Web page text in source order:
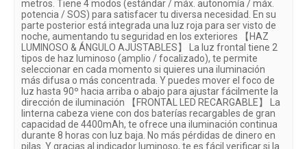
metros. Tiene 4 modos (estándar / máx. autonomía / máx.
potencia / SOS) para satisfacer tu diversa necesidad. En su
parte posterior está integrada una luz roja para ser visto de
noche, aumentando tu seguridad en los exteriores 【HAZ
LUMINOSO & ÁNGULO AJUSTABLES】 La luz frontal tiene 2
tipos de haz luminoso (amplio / focalizado), te permite
seleccionar en cada momento si quieres una iluminación
más difusa o más concentrada. Y puedes mover el foco de
luz hasta 90º hacia arriba o abajo para ajustar fácilmente la
dirección de iluminación 【FRONTAL LED RECARGABLE】 La
linterna cabeza viene con dos baterías recargables de gran
capacidad de 4400mAh, te ofrece una iluminación continua
durante 8 horas con luz baja. No más pérdidas de dinero en
pilas. Y gracias al indicador luminoso, te es fácil verificar si la